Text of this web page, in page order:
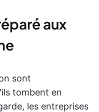
aux
sont
tombent en
les entreprises